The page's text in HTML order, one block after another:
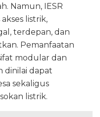
Namun, IESR
listrik,
terdepan, dan
Pemanfaatan
modular dan
dinilai dapat
sekaligus
listrik.